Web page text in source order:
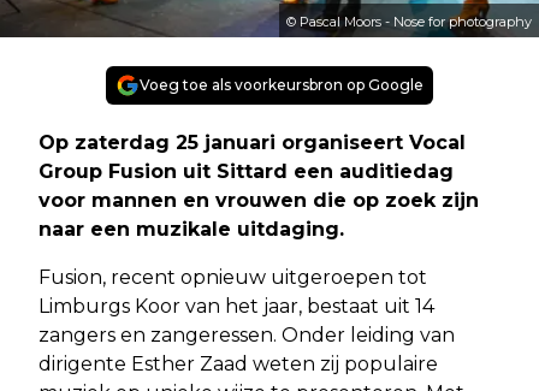
© Pascal Moors - Nose for photography
Voeg toe als voorkeursbron op Google
Op zaterdag 25 januari organiseert Vocal
Group Fusion uit Sittard een auditiedag
voor mannen en vrouwen die op zoek zijn
naar een muzikale uitdaging.
Fusion, recent opnieuw uitgeroepen tot
Limburgs Koor van het jaar, bestaat uit 14
zangers en zangeressen. Onder leiding van
dirigente Esther Zaad weten zij populaire